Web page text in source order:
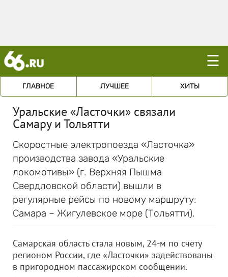
☰
ГЛАВНОЕ ЛУЧШЕЕ ХИТЫ
Уральские «Ласточки» связали
Самару и Тольятти
Скоростные электропоезда «Ласточка»
производства завода «Уральские
локомотивы» (г. Верхняя Пышма
Свердловской области) вышли в
регулярные рейсы по новому маршруту:
Самара – Жигулевское море (Тольятти).
Самарская область стала новым, 24-м по счету
регионом России, где «Ласточки» задействованы
в пригородном пассажирском сообщении.